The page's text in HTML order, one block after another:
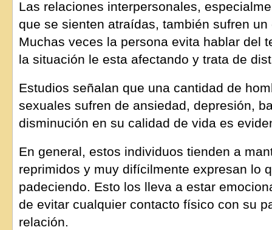
Las relaciones interpersonales,
que se sienten atraídas, también sufren
Muchas veces la persona evita hablar del
la situación le esta afectando y trata de
Estudios señalan que una cantidad de
sexuales sufren de ansiedad, depresión,
disminución en su calidad de vida es
En general, estos individuos tienden a
reprimidos y muy difícilmente expresan lo
padeciendo. Esto los lleva a estar
de evitar cualquier contacto físico con su
relación.